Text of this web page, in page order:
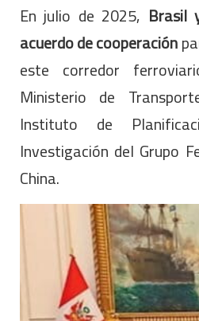
En julio de 2025, Brasil
acuerdo de cooperación
este corredor
Ministerio de
Instituto de
Investigación del Grupo
China.